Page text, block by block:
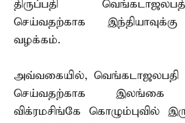
திருப்பதி
செய்வதற்காக
வழக்கம்.
அவ்வகையில், வெங்கடாஜலபதி
செய்வதற்காக இலங்கை
விக்ரமசிங்கே கொழும்புவில்